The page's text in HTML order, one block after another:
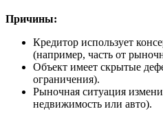
Причины:
Кредитор использует
(например, часть от
Объект имеет скрытые
ограничения).
Рыночная ситуация
недвижимость или авто).